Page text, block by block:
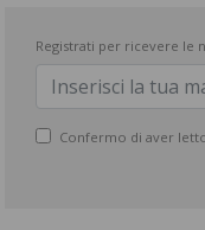
Registrati per ricevere le
Confermo di aver